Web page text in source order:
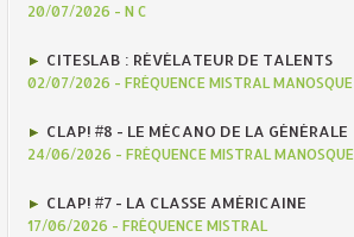
20/07/2026 - N C
CITESLAB : RÉVÉLATEUR DE TALENTS
02/07/2026 - FRÉQUENCE MISTRAL MANOSQUE
CLAP! #8 - LE MÉCANO DE LA GÉNÉRALE
24/06/2026 - FRÉQUENCE MISTRAL MANOSQUE
CLAP! #7 - LA CLASSE AMÉRICAINE
17/06/2026 - FRÉQUENCE MISTRAL